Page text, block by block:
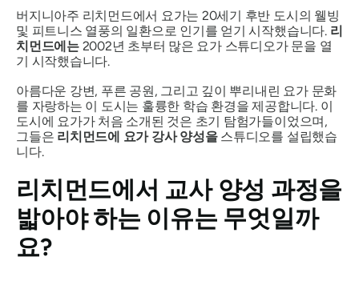
버지니아주 리치먼드에서 요가는 20세기 후반 도시의 웰빙
및 피트니스 열풍의 일환으로 인기를 얻기 시작했습니다. 리
치먼드에는 2002년 초부터 많은 요가 스튜디오가 문을 열
기 시작했습니다.
아름다운 강변, 푸른 공원, 그리고 깊이 뿌리내린 요가 문화
를 자랑하는 이 도시는 훌륭한 학습 환경을 제공합니다. 이
도시에 요가가 처음 소개된 것은 초기 탐험가들이었으며,
그들은 리치먼드에 요가 강사 양성을스튜디오를 설립했습
니다.
리치먼드에서 교사 양성 과정을
밟아야 하는 이유는 무엇일까
요?